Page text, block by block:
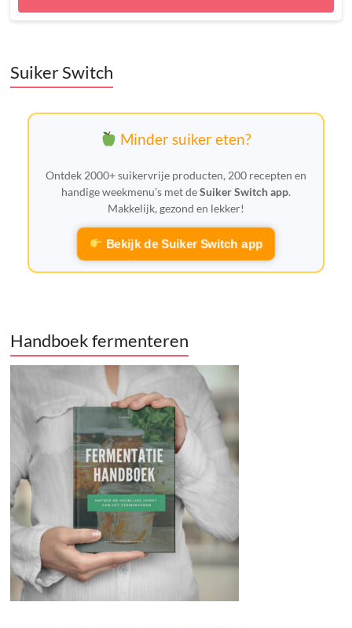
Suiker Switch
Minder suiker eten?
Ontdek 2000+ suikervrije producten, 200 recepten en
handige weekmenu’s met deSuiker Switch app.
Makkelijk, gezond en lekker!
Bekijk de Suiker Switch app
Handboek fermenteren